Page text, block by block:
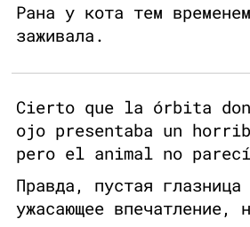
Рана у кота тем
заживала.
Cierto que la órbita
ojo presentaba un
pero el animal no
Правда, пустая глазница
ужасающее впечатление,